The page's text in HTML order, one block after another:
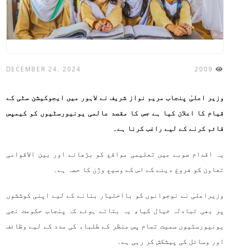
DECEMBER 24, 2024 2009
وزیر اعلیٰ پنجاب مریم نواز شریف نے لاہور میں ایجوکیشن سٹی کے
قیام کا اعلان کیا ہے جس کا مقصد عالمی یونیورسٹیوں کو کیمپس
قائم کرنے کے لیے راغب کرنا ہے۔
یہ اقدام صوبے میں تعلیمی مواقع کو بڑھانے اور بین الاقوامی
تعاون کو فروغ دینے کے اس کے وسیع وژن کا حصہ ہے۔
وزیراعلیٰ نے نوجوانوں کو بااختیار بنانے کے لیے اپنی کوششوں
پر بھی تبادلہ خیال کیا، یہ بتاتے ہوئے کہ پنجاب حکومت نجی
یونیورسٹیوں سمیت تمام پس منظر کے طلباء کی مدد کے لیے وظائف
اور وسائل کی پیشکش کر رہی ہے۔